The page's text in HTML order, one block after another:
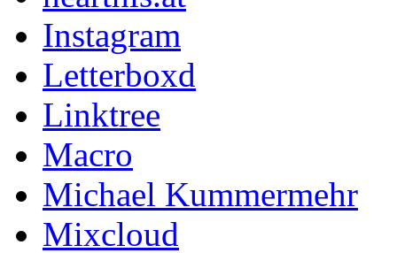
Instagram
Letterboxd
Linktree
Macro
Michael Kummermehr
Mixcloud